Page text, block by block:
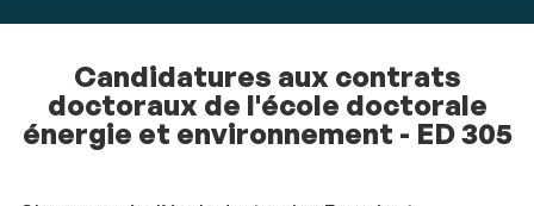
Candidatures aux contrats
doctoraux de l'école doctorale
énergie et environnement - ED 305